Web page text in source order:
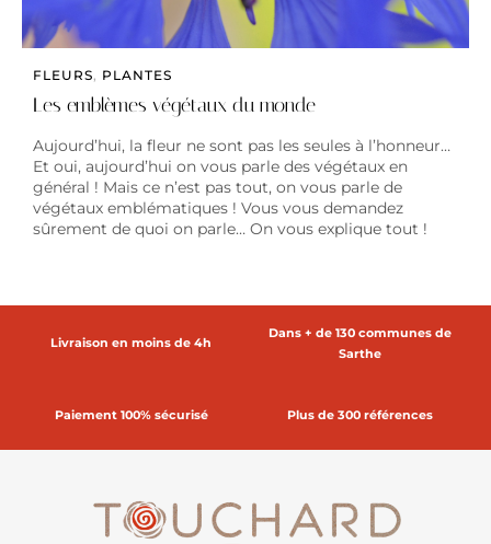
FLEURS, PLANTES
Les emblèmes végétaux du monde
Aujourd’hui, la fleur ne sont pas les seules à l’honneur…
Et oui, aujourd’hui on vous parle des végétaux en
général ! Mais ce n’est pas tout, on vous parle de
végétaux emblématiques ! Vous vous demandez
sûrement de quoi on parle… On vous explique tout !
Livraison en moins de 4h
Dans + de 130 communes de
Sarthe
Paiement 100% sécurisé Plus de 300 références